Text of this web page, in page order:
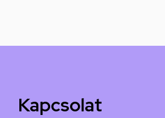
Kapcsolat